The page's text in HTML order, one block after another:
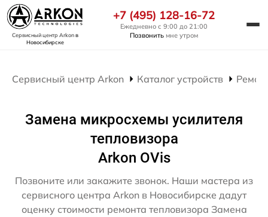
Сервисный центр Arkonв
Новосибирске
+7 (495) 128-16-72
Ежедневно с 9:00 до 21:00
Позвонить мне утром
Сервисный центр Arkon Каталог устройств
Замена микросхемы усилителя
тепловизора
Arkon OVis
Позвоните или закажите звонок. Наши мастера из
сервисного центра Arkon в Новосибирске дадут
оценку стоимости ремонта тепловизора Замена